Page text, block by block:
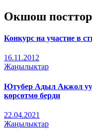
Окшош посттор
Конкурс на участие в
16.11.2012
Жаңылыктар
Ютубер Адыл Акжол
көрсөтмө берди
22.04.2021
Жаңылыктар